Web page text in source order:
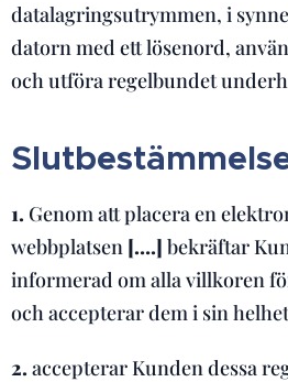
datalagringsutrymmen, i
datorn med ett lösenord,
och utföra regelbundet
1. Genom att placera en
webbplatsen [….] bekräftar
informerad om alla villkoren
och accepterar dem i sin
2. accepterar Kunden dessa